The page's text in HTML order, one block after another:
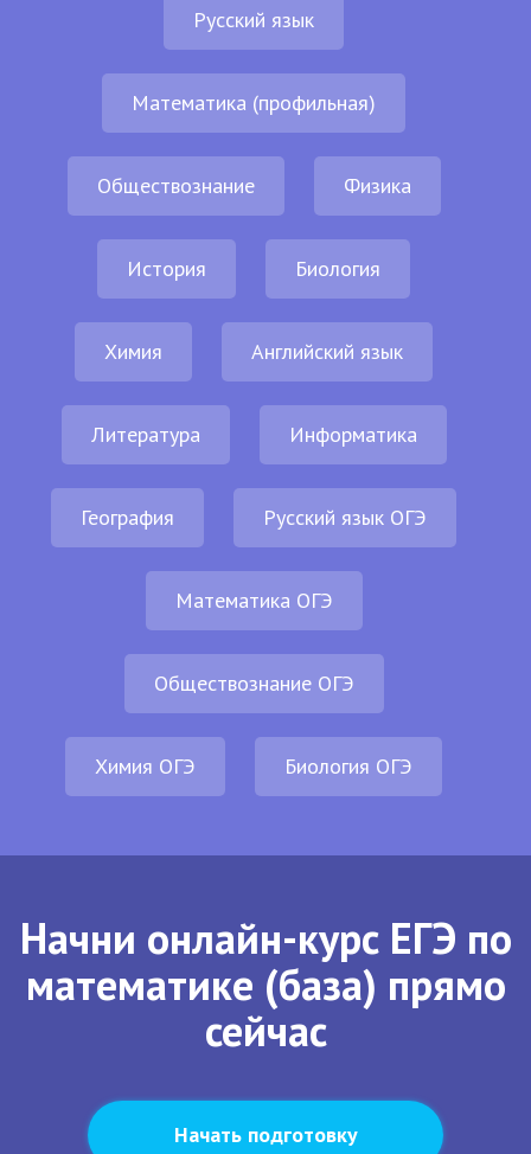
Русский язык
Математика (профильная)
Обществознание Физика
История Биология
Химия Английский язык
Литература Информатика
География Русский язык ОГЭ
Математика ОГЭ
Обществознание ОГЭ
Химия ОГЭ Биология ОГЭ
Начни онлайн-курс ЕГЭ по
математике (база) прямо
сейчас
Начать подготовку